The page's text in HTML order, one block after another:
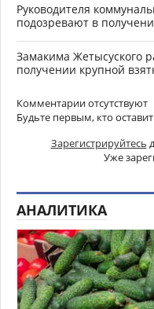
Руководителя
подозревают в
Замакима Жетысуского
получении крупной
Комментарии отсутствуют
Будьте первым, кто
Зарегистрируйтесь
Уже
АНАЛИТИКА